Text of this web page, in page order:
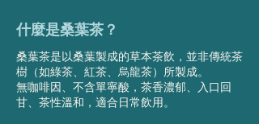
什麼是桑葉茶？
桑葉茶是以桑葉製成的草本茶飲，並非傳統茶
樹（如綠茶、紅茶、烏龍茶）所製成。
無咖啡因、不含單寧酸，茶香濃郁、入口回
甘、茶性溫和，適合日常飲用。